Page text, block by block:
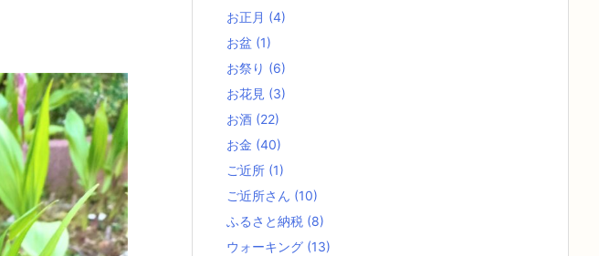
お正月 (4)
お盆 (1)
お祭り (6)
お花見 (3)
お酒 (22)
お金 (40)
ご近所 (1)
ご近所さん (10)
ふるさと納税 (8)
ウォーキング (13)